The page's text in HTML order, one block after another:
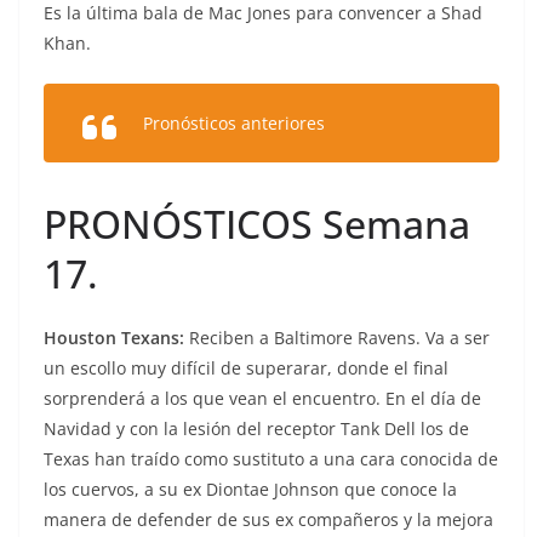
Es la última bala de Mac Jones para convencer a Shad
Khan.
Pronósticos anteriores
PRONÓSTICOS Semana
17.
Houston Texans: Reciben a Baltimore Ravens. Va a ser
un escollo muy difícil de superarar, donde el final
sorprenderá a los que vean el encuentro. En el día de
Navidad y con la lesión del receptor Tank Dell los de
Texas han traído como sustituto a una cara conocida de
los cuervos, a su ex Diontae Johnson que conoce la
manera de defender de sus ex compañeros y la mejora